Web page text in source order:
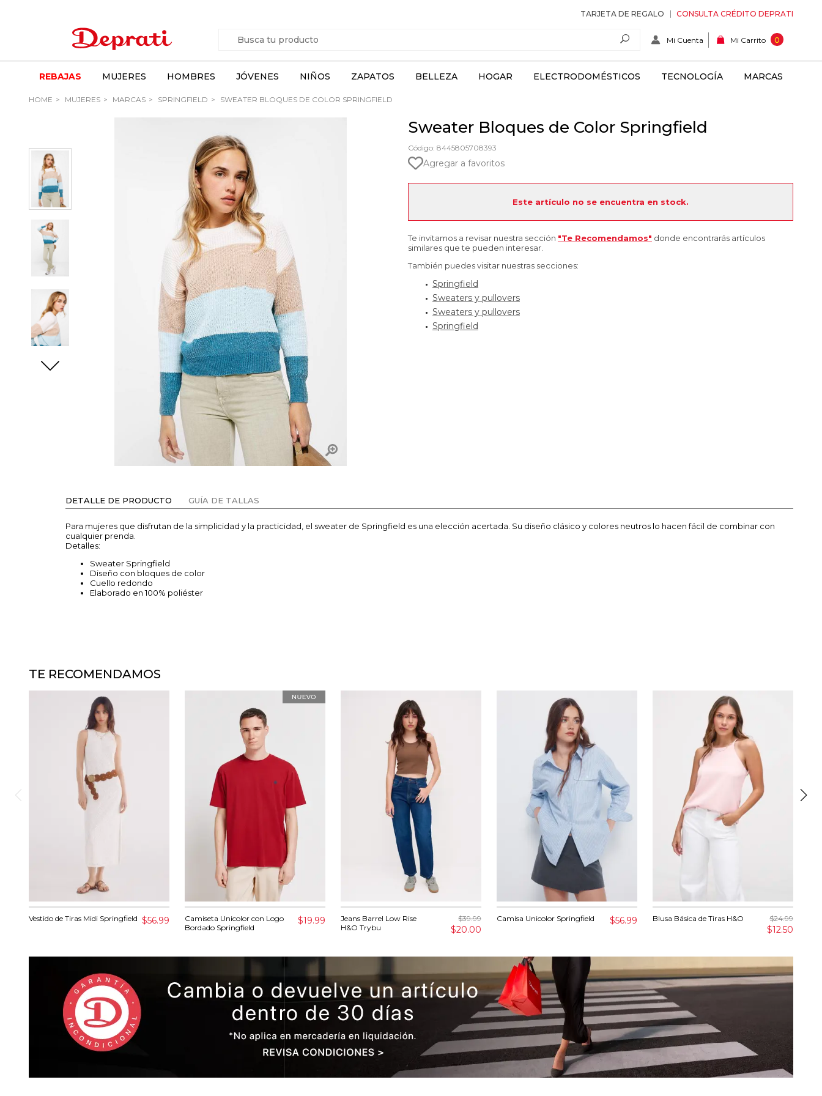
TARJETA DE REGALO CONSULTA CRÉDITO DEPRATI
Mi Cuenta Mi Carrito 0
REBAJAS MUJERES HOMBRES JÓVENES NIÑOS ZAPATOS BELLEZA HOGAR ELECTRODOMÉSTICOS TECNOLOGÍA MARCAS
HOME MUJERES MARCAS SPRINGFIELD SWEATER BLOQUES DE COLOR SPRINGFIELD
Sweater Bloques de Color Springfield
Código: 8445805708393
Agregar a favoritos
Este artículo no se encuentra en stock.
Te invitamos a revisar nuestra sección "Te Recomendamos" donde encontrarás artículos
similares que te pueden interesar.
También puedes visitar nuestras secciones:
Springfield
Sweaters y pullovers
Sweaters y pullovers
Springfield
DETALLE DE PRODUCTO GUÍA DE TALLAS
Para mujeres que disfrutan de la simplicidad y la practicidad, el sweater de Springfield es una elección acertada. Su diseño clásico y colores neutros lo hacen fácil de combinar con
cualquier prenda.
Detalles:
Sweater Springfield
Diseño con bloques de color
Cuello redondo
Elaborado en 100% poliéster
TE RECOMENDAMOS
Vestido de Tiras Midi Springfield $56.99
Camiseta Unicolor con Logo
Bordado Springfield
$19.99
Jeans Barrel Low Rise
H&O Trybu
$39.99
$20.00
Camisa Unicolor Springfield $56.99 Blusa Básica de Tiras H&O $24.99
$12.50